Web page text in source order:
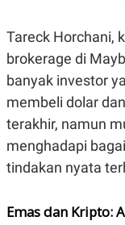
S
I
N
G
K
M
D
I
D
Tareck Horchani,
brokerage di
banyak investor
membeli dolar
terakhir, namun
menghadapi
tindakan nyata
Emas dan Kripto: